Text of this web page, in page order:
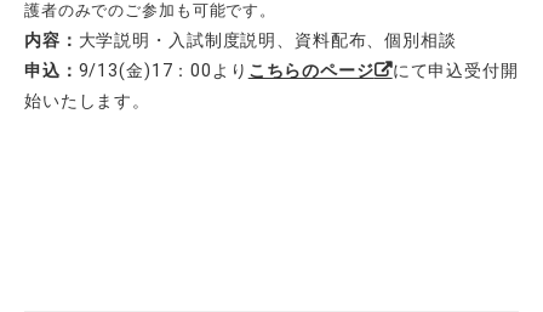
護者のみでのご参加も可能です。
内容： 大学説明・入試制度説明、資料配布、個別相談
申込： 9/13(金)17：00より こちらのページ
にて申込受付開
始いたします。